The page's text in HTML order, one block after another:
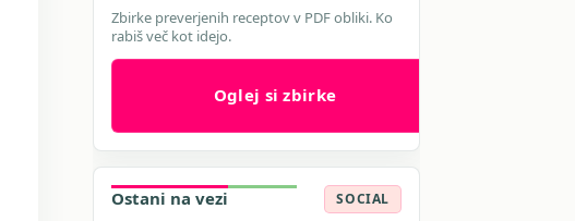
Zbirke preverjenih receptov v PDF obliki. Ko
rabiš več kot idejo.
Oglej si zbirke
Ostani na vezi SOCIAL